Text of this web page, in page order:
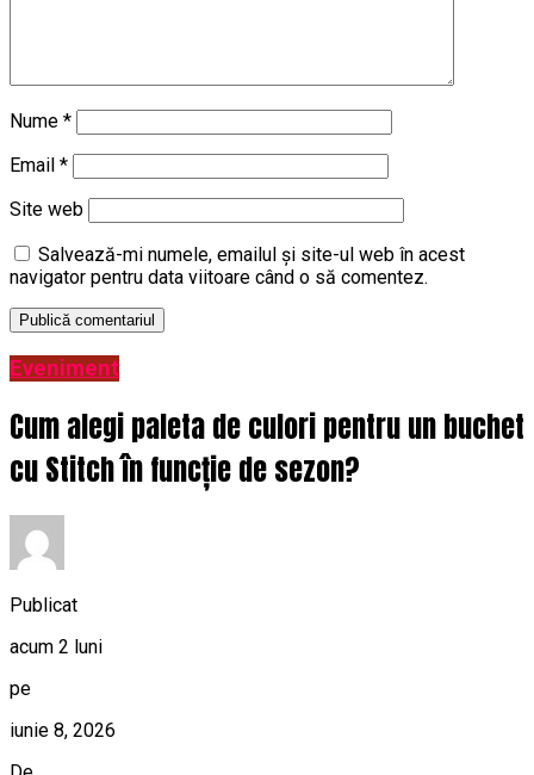
Nume *
Email *
Site web
Salvează-mi numele, emailul și site-ul web în acest
navigator pentru data viitoare când o să comentez.
Eveniment
Cum alegi paleta de culori pentru un buchet
cu Stitch în funcție de sezon?
Publicat
acum 2 luni
pe
iunie 8, 2026